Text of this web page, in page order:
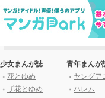
少女まんが誌
花とゆめ
ザ花とゆめ
青年まんが
ヤングア
ハレム